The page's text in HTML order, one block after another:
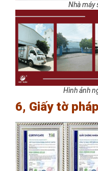
Nhà máy
Hình ảnh
6, Giấy tờ